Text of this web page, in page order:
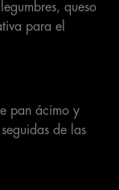
queso
para el
pan ácimo y
de las